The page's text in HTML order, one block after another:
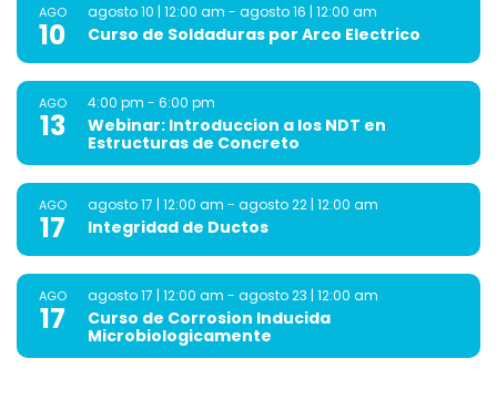
AGO
10
agosto 10 | 12:00 am - agosto 16 | 12:00 am
Curso de Soldaduras por Arco Electrico
AGO
13
4:00 pm - 6:00 pm
Webinar: Introduccion a los NDT en
Estructuras de Concreto
AGO
17
agosto 17 | 12:00 am - agosto 22 | 12:00 am
Integridad de Ductos
AGO
17
agosto 17 | 12:00 am - agosto 23 | 12:00 am
Curso de Corrosion Inducida
Microbiologicamente